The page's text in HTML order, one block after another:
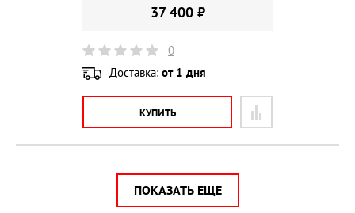
37 400 ₽
0
Доставка: от 1 дня
КУПИТЬ
ПОКАЗАТЬ ЕЩЕ